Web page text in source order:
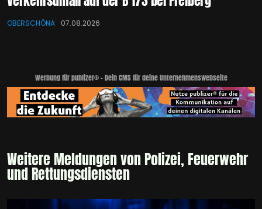
OBERSCHÖNA 07.08.2026
Werbung für publizer® - Dein CMS für deine Unternehmenswebseite
Weitere Meldungen von Polizei, Feuerwehr
und Rettungsdiensten